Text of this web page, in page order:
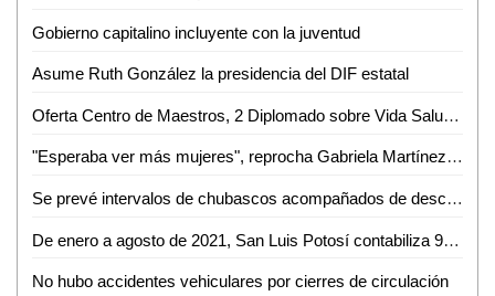
Gobierno capitalino incluyente con la juventud
Asume Ruth González la presidencia del DIF estatal
Oferta Centro de Maestros, 2 Diplomado sobre Vida Saludable
"Esperaba ver más mujeres", reprocha Gabriela Martínez que en la administración estatal no se haya dado una equidad
Se prevé intervalos de chubascos acompañados de descargas eléctricas y posibles granizadas en regiones de San Luis Potosí
De enero a agosto de 2021, San Luis Potosí contabiliza 95 actos atroces
No hubo accidentes vehiculares por cierres de circulación